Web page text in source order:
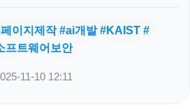
이지제작 #ai개발 #KAIST #
프트웨어보안
11-10 12:11